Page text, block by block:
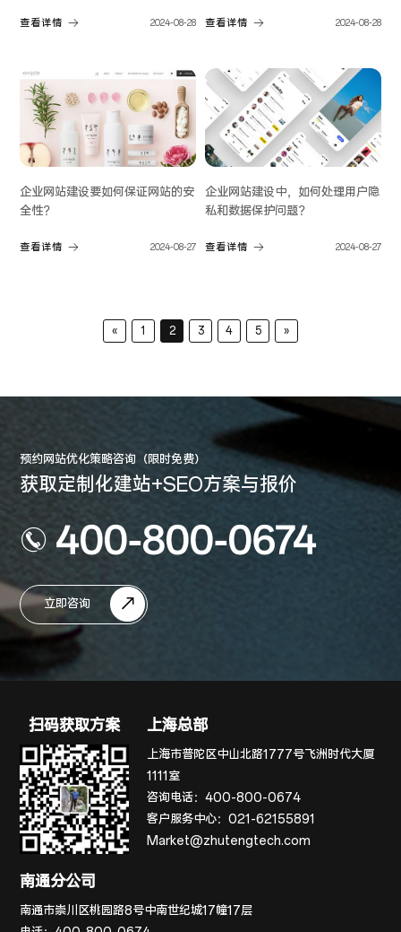
查看详情 2024-08-28 查看详情 2024-08-28
企业网站建设要如何保证网站的安
全性？
查看详情 2024-08-27
企业网站建设中，如何处理用户隐
私和数据保护问题？
查看详情 2024-08-27
« 1 2 3 4 5 »
预约网站优化策略咨询（限时免费）
获取定制化建站+SEO方案与报价
400-800-0674
立即咨询
扫码获取方案 上海总部
上海市普陀区中山北路1777号飞洲时代大厦
1111室
咨询电话：400-800-0674
客户服务中心：021-62155891
Market@zhutengtech.com
南通分公司
南通市崇川区桃园路8号中南世纪城17幢17层